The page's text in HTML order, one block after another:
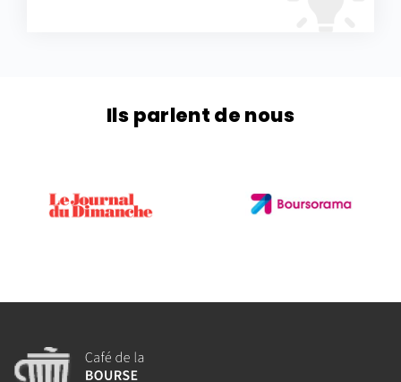
Ils parlent de nous